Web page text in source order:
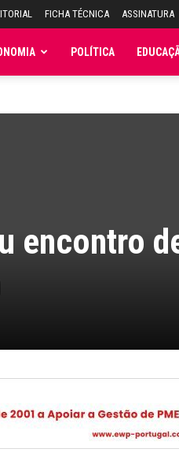
FICHA TÉCNICA ASSINATURA
POLÍTICA
encontro